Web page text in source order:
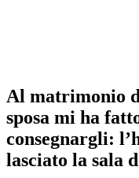
Al matrimonio
sposa mi ha
consegnargli:
lasciato la sala